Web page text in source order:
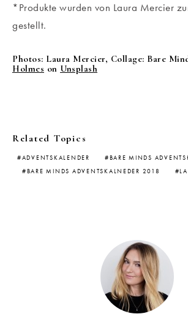
*Produkte wurden von Laura Mercier
gestellt.
Photos: Laura Mercier, Collage: Bare
Holmes on Unsplash
Related Topics
ADVENTSKALENDER
BARE MINDS
BARE MINDS ADVENTSKALNEDER 2018